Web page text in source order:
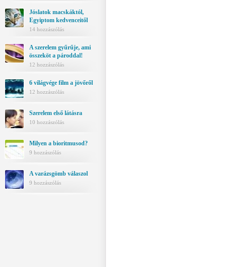
Jóslatok macskáktól,
Egyiptom kedvenceitől
14 hozzászólás
A szerelem gyűrűje, ami
összeköt a pároddal!
12 hozzászólás
6 világvége film a jövőről
12 hozzászólás
Szerelem első látásra
10 hozzászólás
Milyen a bioritmusod?
9 hozzászólás
A varázsgömb válaszol
9 hozzászólás